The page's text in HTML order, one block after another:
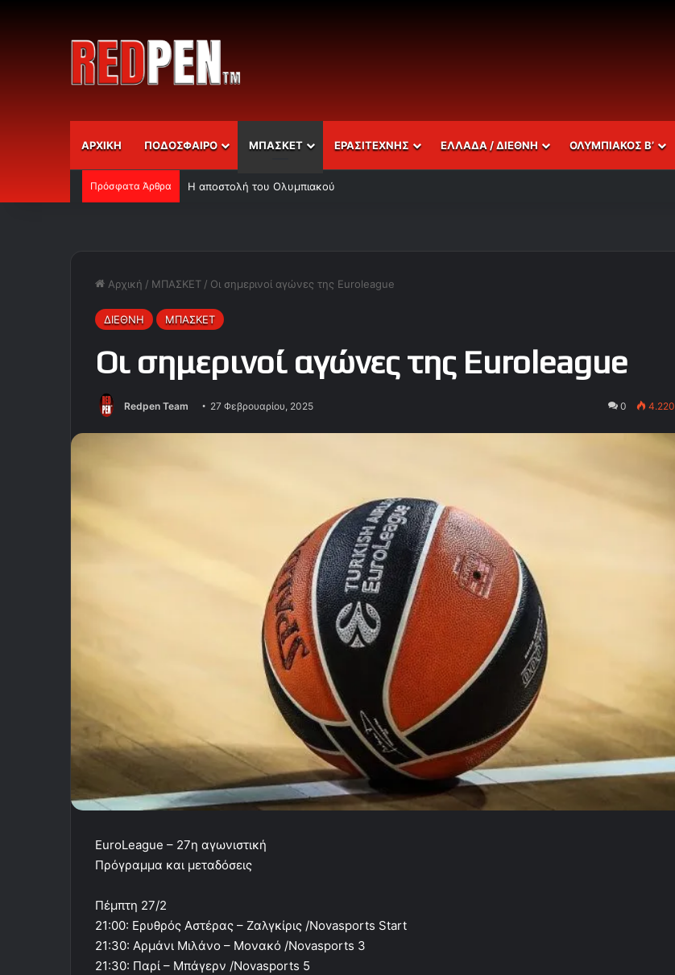
ΑΡΧΙΚΗ ΠΟΔΟΣΦΑΙΡΟ ΜΠΑΣΚΕΤ ΕΡΑΣΙΤΕΧΝΗΣ ΕΛΛΑΔΑ / ΔΙΕΘΝΗ ΟΛΥΜΠΙΑΚΟΣ Β’
Πρόσφατα Άρθρα Η αποστολή του Ολυμπιακού
Αρχική / ΜΠΑΣΚΕΤ / Οι σημερινοί αγώνες της Euroleague
ΔΙΕΘΝΗ ΜΠΑΣΚΕΤ
Οι σημερινοί αγώνες της Euroleague
Redpen Team 27 Φεβρουαρίου, 2025 0 4.220
EuroLeague – 27η αγωνιστική
Πρόγραμμα και μεταδόσεις
Πέμπτη 27/2
21:00: Ερυθρός Αστέρας – Ζαλγκίρις /Novasports Start
21:30: Αρμάνι Μιλάνο – Μονακό /Novasports 3
21:30: Παρί – Μπάγερν /Novasports 5